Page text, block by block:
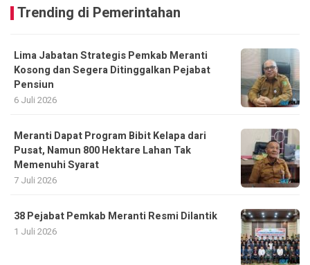
Trending di Pemerintahan
Lima Jabatan Strategis Pemkab Meranti
Kosong dan Segera Ditinggalkan Pejabat
Pensiun
6 Juli 2026
Meranti Dapat Program Bibit Kelapa dari
Pusat, Namun 800 Hektare Lahan Tak
Memenuhi Syarat
7 Juli 2026
38 Pejabat Pemkab Meranti Resmi Dilantik
1 Juli 2026